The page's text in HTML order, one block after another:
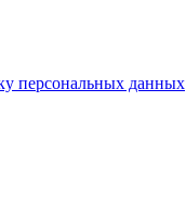
персональных данных